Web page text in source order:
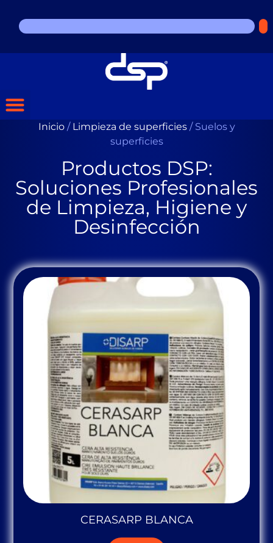
Inicio/ Limpieza de superficies/ Suelos y
superficies
Productos DSP:
Soluciones Profesionales
de Limpieza, Higiene y
Desinfección
CERASARP BLANCA